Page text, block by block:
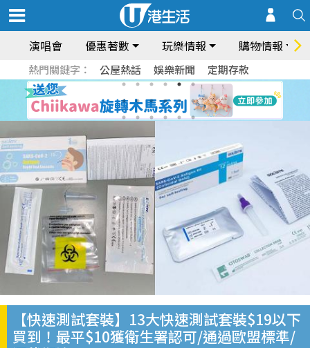
演唱會 優惠著數 玩樂情報 購物情報
熱門關鍵字： 公屋熱話 娛樂新聞 定期存款
【快速測試套裝】13大快速測試套裝$19以下
買到！最平$10獲衛生署認可/通過歐盟標準/